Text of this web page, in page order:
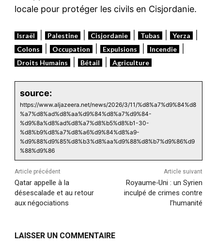
locale pour protéger les civils en Cisjordanie.
Israël Palestine Cisjordanie Tubas Yerza
Colons Occupation Expulsions Incendie
Droits Humains Bétail Agriculture
source:
https://www.aljazeera.net/news/2026/3/11/%d8%a7%d9%84%d8
%a7%d8%ad%d8%aa%d9%84%d8%a7%d9%84-
%d9%8a%d8%ad%d8%a7%d8%b5%d8%b1-30-
%d8%b9%d8%a7%d8%a6%d9%84%d8%a9-
%d9%88%d9%85%d8%b3%d8%aa%d9%88%d8%b7%d9%86%d9
%88%d9%86
Article précédent
Qatar appelle à la
désescalade et au retour
aux négociations
Article suivant
Royaume‑Uni : un Syrien
inculpé de crimes contre
l’humanité
LAISSER UN COMMENTAIRE